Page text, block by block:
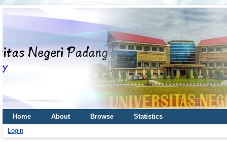
Home About Browse
Statistics
Login